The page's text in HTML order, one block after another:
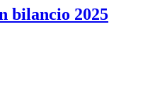
bilancio 2025